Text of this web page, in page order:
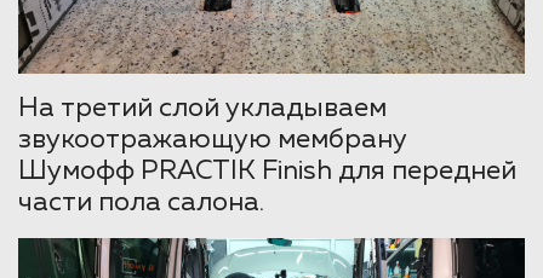
На третий слой укладываем
звукоотражающую мембрану
Шумофф PRACTIK Finish для передней
части пола салона.